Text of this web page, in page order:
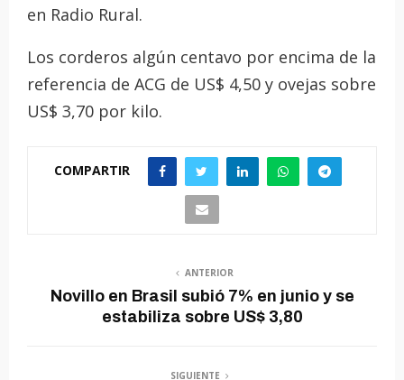
en Radio Rural.
Los corderos algún centavo por encima de la
referencia de ACG de US$ 4,50 y ovejas sobre
US$ 3,70 por kilo.
COMPARTIR
ANTERIOR
Novillo en Brasil subió 7% en junio y se
estabiliza sobre US$ 3,80
SIGUIENTE